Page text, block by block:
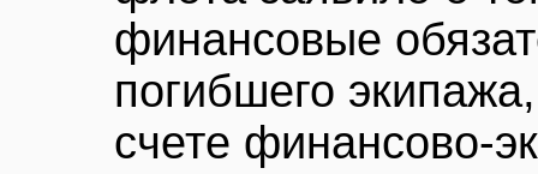
финансовые
погибшего
счете финансово-